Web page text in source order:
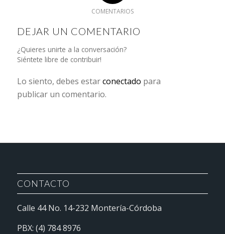
COMENTARIOS
DEJAR UN COMENTARIO
¿Quieres unirte a la conversación?
Siéntete libre de contribuir!
Lo siento, debes estarconectado para
publicar un comentario.
CONTACTO
Calle 44 No. 14-232 Montería-Córdoba
PBX: (4) 784 8976